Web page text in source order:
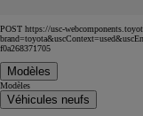
POST https://usc-
f0a268371705
Modèles
Modèles
Véhicules neufs